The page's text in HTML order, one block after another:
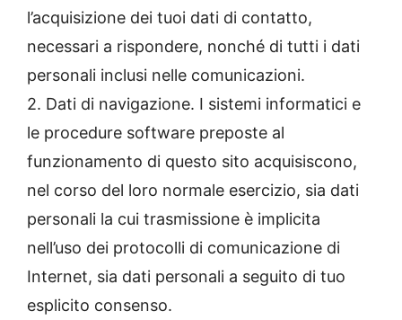
l’acquisizione dei tuoi dati di contatto,
necessari a rispondere, nonché di tutti i dati
personali inclusi nelle comunicazioni.
2. Dati di navigazione. I sistemi informatici e
le procedure software preposte al
funzionamento di questo sito acquisiscono,
nel corso del loro normale esercizio, sia dati
personali la cui trasmissione è implicita
nell’uso dei protocolli di comunicazione di
Internet, sia dati personali a seguito di tuo
esplicito consenso.